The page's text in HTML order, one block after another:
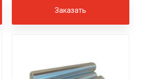
Заказать